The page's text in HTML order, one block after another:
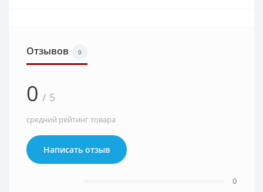
Отзывов 0
0 / 5
средний рейтинг товара
Написать отзыв
0